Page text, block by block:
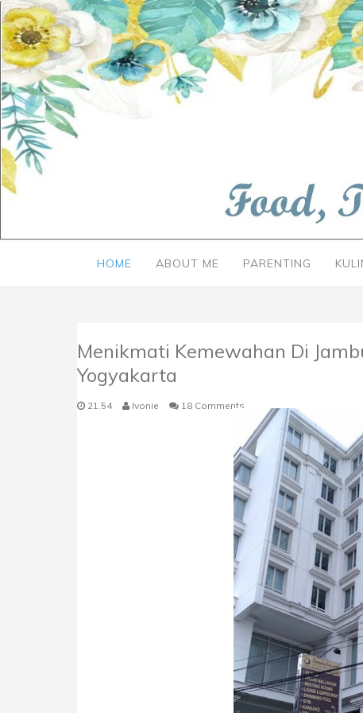
HOME ABOUT ME PARENTING
Menikmati Kemewahan Di
Yogyakarta
21.54 Ivonie 18 Comments